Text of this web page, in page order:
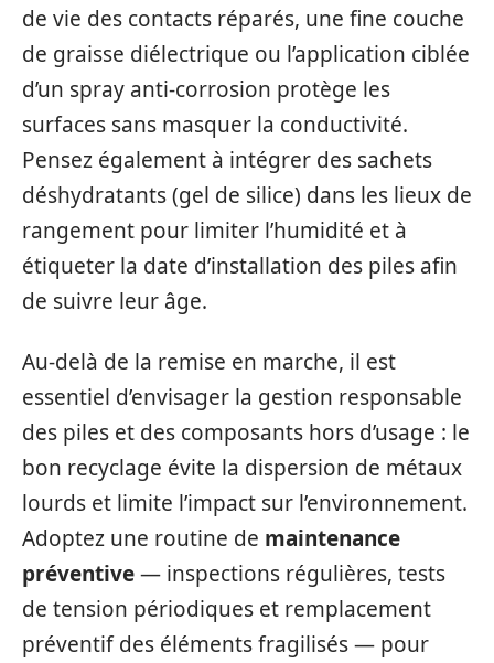
de vie des contacts réparés, une fine couche
de graisse diélectrique ou l’application ciblée
d’un spray anti‑corrosion protège les
surfaces sans masquer la conductivité.
Pensez également à intégrer des sachets
déshydratants (gel de silice) dans les lieux de
rangement pour limiter l’humidité et à
étiqueter la date d’installation des piles afin
de suivre leur âge.
Au-delà de la remise en marche, il est
essentiel d’envisager la gestion responsable
des piles et des composants hors d’usage : le
bon recyclage évite la dispersion de métaux
lourds et limite l’impact sur l’environnement.
Adoptez une routine de maintenance
préventive— inspections régulières, tests
de tension périodiques et remplacement
préventif des éléments fragilisés — pour